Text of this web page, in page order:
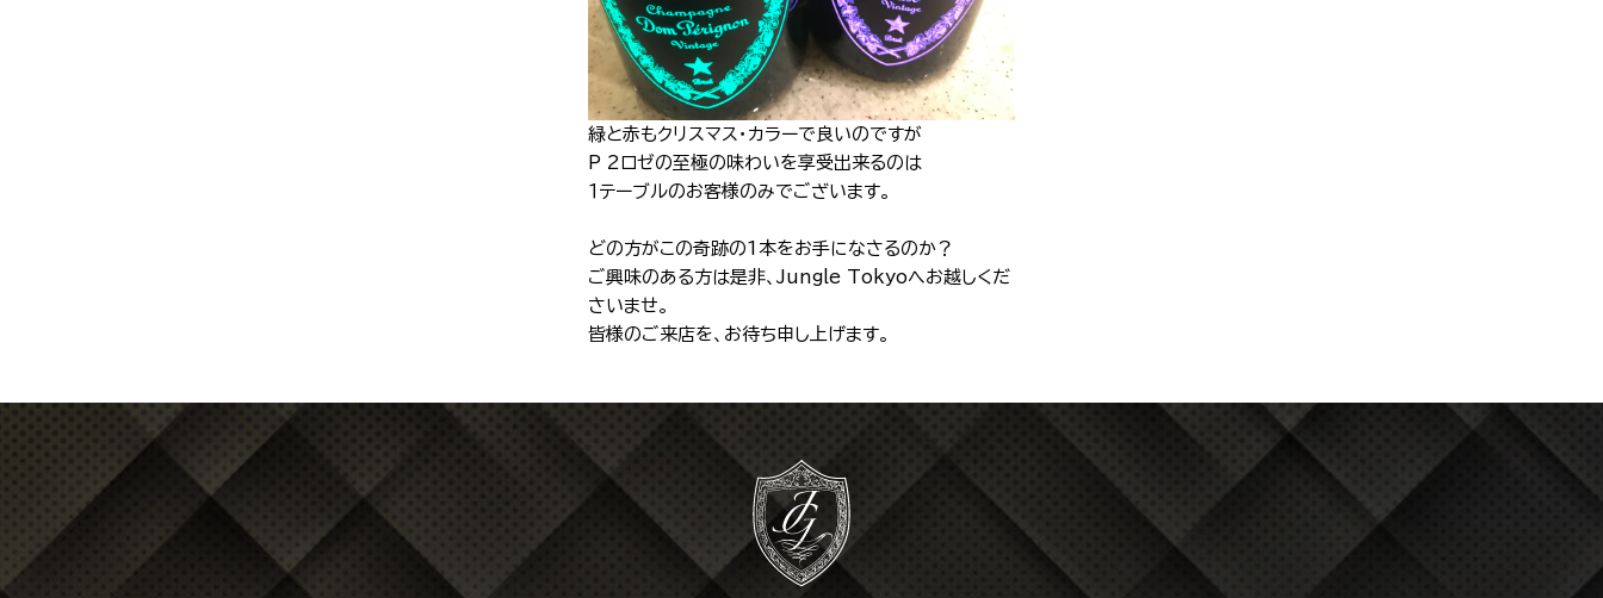
緑と赤もクリスマス・カラーで良いのですが
P 2ロゼの至極の味わいを享受出来るのは
１テーブルのお客様のみでございます。
どの方がこの奇跡の1本をお手になさるのか？
ご興味のある方は是非、Jungle Tokyoへお越しくだ
さいませ。
皆様のご来店を、お待ち申し上げます。